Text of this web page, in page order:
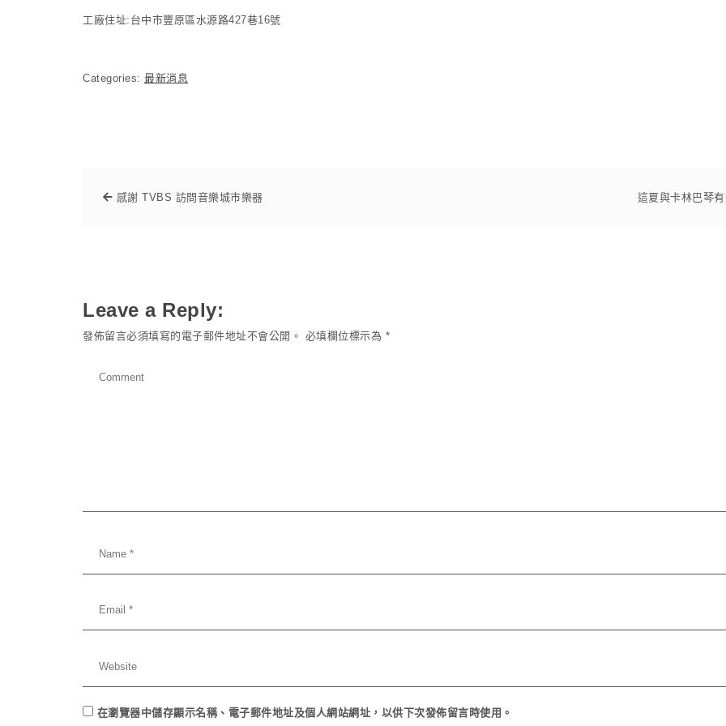
工廠住址:台中市豐原區水源路427巷16號
Categories: 最新消息
感謝 TVBS 訪問音樂城市樂器 這夏與卡林巴琴
Leave a Reply:
發佈留言必須填寫的電子郵件地址不會公開。 必填欄位標示為 *
在瀏覽器中儲存顯示名稱、電子郵件地址及個人網站網址，以供下次發佈留言時使用。